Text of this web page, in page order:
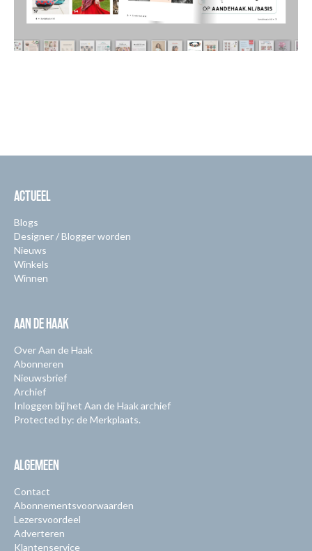
ACTUEEL
Blogs
Designer / Blogger worden
Nieuws
Winkels
Winnen
AAN DE HAAK
Over Aan de Haak
Abonneren
Nieuwsbrief
Archief
Inloggen bij het Aan de Haak archief
Protected by: de Merkplaats.
ALGEMEEN
Contact
Abonnementsvoorwaarden
Lezersvoordeel
Adverteren
Klantenservice